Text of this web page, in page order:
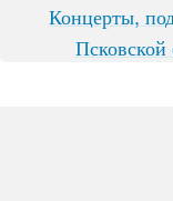
Концерты,
Псковской